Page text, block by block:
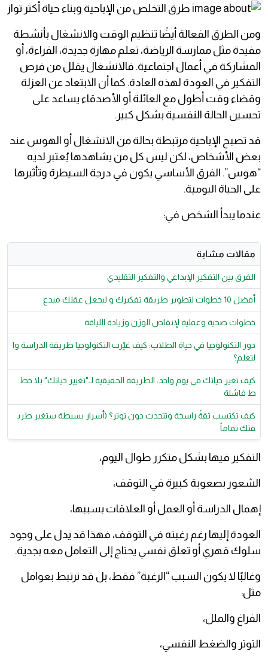
ومن الطرق الفعالة أيضًا تنظيم الوقت والانشغال بأنشطة
مفيدة مثل ممارسة الرياضة، تعلم مهارة جديدة، القراءة، أو
المشاركة في أعمال اجتماعية. فالانشغال يقلل من فرص
التفكير في العودة لهذه العادة. كما أن الابتعاد عن العزلة
وقضاء وقت أطول مع العائلة أو الأصدقاء يساعد على
تحسين الحالة النفسية بشكل كبير.
قد تصبح الإباحية مرتبطة بحالة من الانشغال أو الهوس عند
بعض الأشخاص، لكن ليس كل من يشاهدها يُعتبر لديه
“هوس”. الفرق الأساسي يكون في درجة السيطرة وتأثيرها
على الحياة اليومية.
عندما يبدأ الشخص في:
مقالات مشابة
الفرق بين التفكير الإبداعي والتفكير التقليدي
أفضل 10 خطوات لتطوير طريقة تفكيرك و ليجعل عقلك مبدع
​خطوات صحية وعملية لإنقاص الوزن وزيادة اللياقة
دور التكنولوجيا في حياة الطلاب: كيف غيّرت التكنولوجيا طريقة الدراسة وا
لتعلم؟
كيف تغير حياتك في يوم واحد: الطريقة الحقيقية لـ"تغيير حياتك" بلا خط
ط فاشلة
​كيف تكتسب ثقةً راسخة وتتحدث دون توتر؟ (أسرار بسيطة ستغير طري
قتك تماماً
التفكير فيها بشكل متكرر طوال اليوم،
الشعور بصعوبة كبيرة في التوقف،
إهمال الدراسة أو العمل أو العلاقات بسببها،
العودة إليها رغم رغبته في التوقف، فهذا قد يدل على وجود
سلوك قهري أو تعلق نفسي يحتاج إلى التعامل معه بجدية.
وغالبًا لا يكون السبب “الرغبة” فقط، بل قد ترتبط بعوامل
مثل:
الفراغ والملل،
التوتر والضغط النفسي،